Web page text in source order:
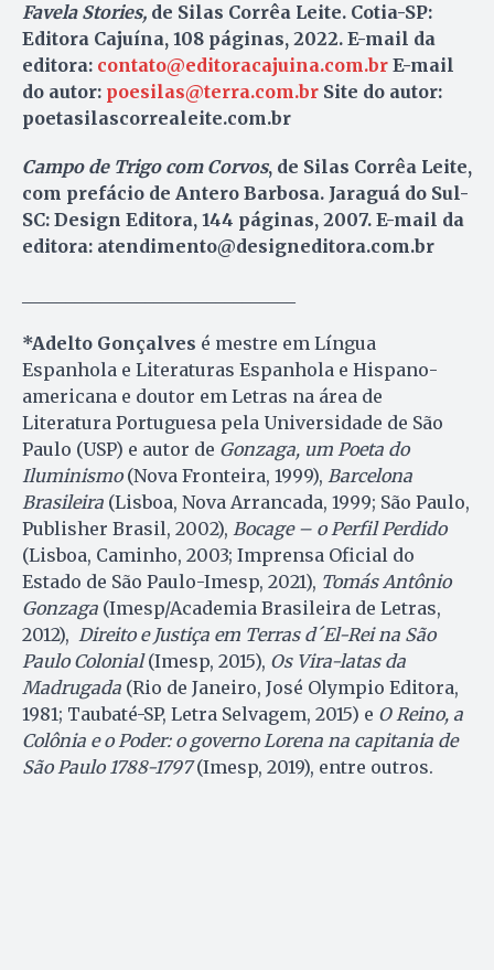
Favela Stories, de Silas Corrêa Leite. Cotia-SP:
Editora Cajuína, 108 páginas, 2022. E-mail da
editora: contato@editoracajuina.com.br E-mail
do autor: poesilas@terra.com.br Site do autor:
poetasilascorrealeite.com.br
Campo de Trigo com Corvos, de Silas Corrêa Leite,
com prefácio de Antero Barbosa. Jaraguá do Sul-
SC: Design Editora, 144 páginas, 2007. E-mail da
editora: atendimento@designeditora.com.br
*Adelto Gonçalves é mestre em Língua
Espanhola e Literaturas Espanhola e Hispano-
americana e doutor em Letras na área de
Literatura Portuguesa pela Universidade de São
Paulo (USP) e autor de Gonzaga, um Poeta do
Iluminismo(Nova Fronteira, 1999), Barcelona
Brasileira (Lisboa, Nova Arrancada, 1999; São Paulo,
Publisher Brasil, 2002), Bocage – o Perfil Perdido
(Lisboa, Caminho, 2003; Imprensa Oficial do
Estado de São Paulo-Imesp, 2021), Tomás Antônio
Gonzaga (Imesp/Academia Brasileira de Letras,
2012), Direito e Justiça em Terras d´El-Rei na São
Paulo Colonial(Imesp, 2015), Os Vira-latas da
Madrugada (Rio de Janeiro, José Olympio Editora,
1981; Taubaté-SP, Letra Selvagem, 2015) e O Reino, a
Colônia e o Poder: o governo Lorena na capitania de
São Paulo 1788-1797(Imesp, 2019), entre outros.